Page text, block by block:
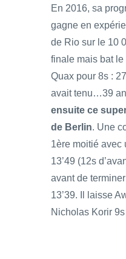
En 2016, sa
gagne en
de Rio sur le 10
finale mais bat
Quax pour 8s :
avait tenu…39
ensuite ce
de Berlin. Une
1ère moitié avec
13’49 (12s
avant de
13’39. Il laisse
Nicholas Korir